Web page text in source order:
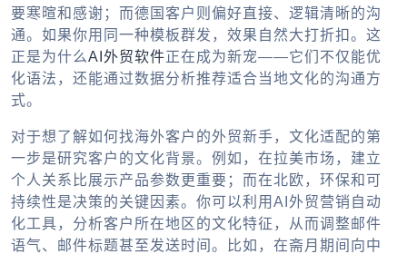
要寒暄和感谢；而德国客户则偏好直接、逻辑清晰的沟
通。如果你用同一种模板群发，效果自然大打折扣。这
正是为什么AI外贸软件正在成为新宠——它们不仅能优
化语法，还能通过数据分析推荐适合当地文化的沟通方
式。
对于想了解如何找海外客户的外贸新手，文化适配的第
一步是研究客户的文化背景。例如，在拉美市场，建立
个人关系比展示产品参数更重要；而在北欧，环保和可
持续性是决策的关键因素。你可以利用AI外贸营销自动
化工具，分析客户所在地区的文化特征，从而调整邮件
语气、邮件标题甚至发送时间。比如，在斋月期间向中